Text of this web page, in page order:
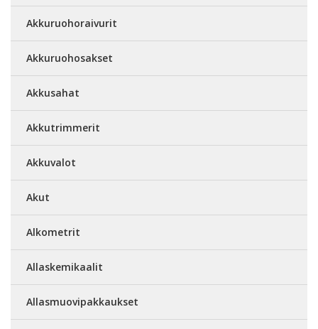
Akkuruohoraivurit
Akkuruohosakset
Akkusahat
Akkutrimmerit
Akkuvalot
Akut
Alkometrit
Allaskemikaalit
Allasmuovipakkaukset